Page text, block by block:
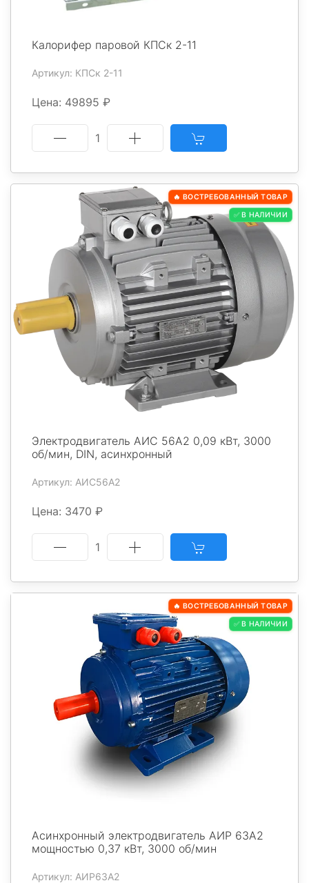
Калорифер паровой КПСк 2-11
Артикул: КПСк 2-11
Цена: 49895 ₽
1
🔥 ВОСТРЕБОВАННЫЙ ТОВАР
✅ В НАЛИЧИИ
Электродвигатель АИС 56А2 0,09 кВт, 3000
об/мин, DIN, асинхронный
Артикул: АИС56A2
Цена: 3470 ₽
1
🔥 ВОСТРЕБОВАННЫЙ ТОВАР
✅ В НАЛИЧИИ
Асинхронный электродвигатель АИР 63А2
мощностью 0,37 кВт, 3000 об/мин
Артикул: АИР63А2